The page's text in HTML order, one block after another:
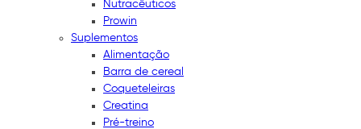
Nutracêuticos
Prowin
Suplementos
Alimentação
Barra de cereal
Coqueteleiras
Creatina
Pré-treino